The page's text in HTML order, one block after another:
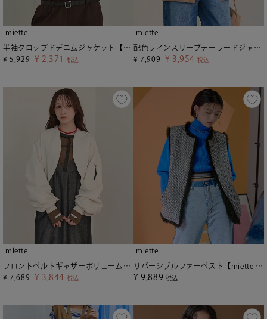
miette
半袖クロップドデニムジャケット【miette ミエット】【メール便可／100】
¥ 5,929 ¥ 2,371 税込
miette
配色ラインスリーブテーラードジャケット【miette ミエット】
¥ 7,909 ¥ 3,954 税込
miette
フロントベルトギャザーボリュームブルゾン【miette ミエット】
¥ 7,689 ¥ 3,844 税込
miette
リバーシブルファーベスト【miette ミエット】
¥ 9,889 税込